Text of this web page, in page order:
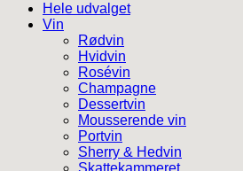
Hele udvalget
Vin
Rødvin
Hvidvin
Rosévin
Champagne
Dessertvin
Mousserende vin
Portvin
Sherry & Hedvin